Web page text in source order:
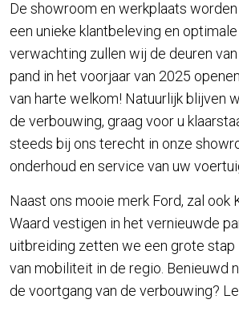
De showroom en werkplaats
een unieke klantbeleving en
verwachting zullen wij de deuren
pand in het voorjaar van 2025
van harte welkom! Natuurlijk blijven
de verbouwing, graag voor u
steeds bij ons terecht in onze
onderhoud en service van uw
Naast ons mooie merk Ford, zal ook
Waard vestigen in het vernieuwde
uitbreiding zetten we een grote stap
van mobiliteit in de regio. Benieuwd
de voortgang van de verbouwing?